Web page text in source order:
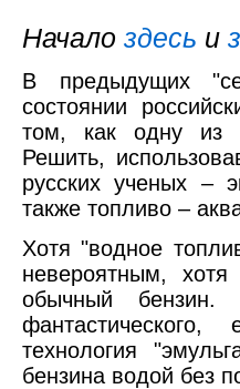
Начало здесь и
В предыдущих
состоянии
том, как одну из
Решить,
русских ученых –
также топливо –
Хотя "водное
невероятным,
обычный бензин.
технология
бензина водой без